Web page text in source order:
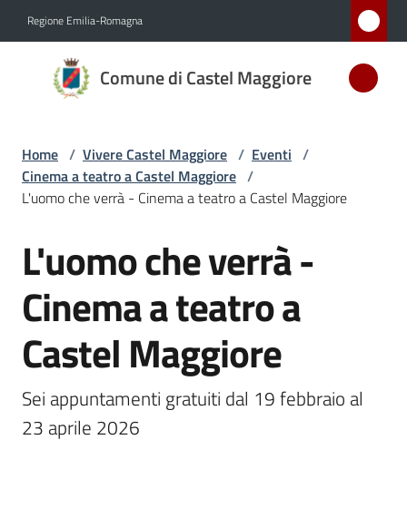
Regione Emilia-Romagna
Comune di Castel Maggiore
Comune
di Castel
D'ARGENTO
AL MERITO
CIVILE
Amministrazione
Vivere
Home / Vivere Castel Maggiore / Eventi /
Cinema a teatro a Castel Maggiore /
L'uomo che verrà - Cinema a teatro a Castel Maggiore
Salta al contenuto
L'uomo che verrà -
Cinema a teatro a
Castel Maggiore
Sei appuntamenti gratuiti dal 19 febbraio al
23 aprile 2026